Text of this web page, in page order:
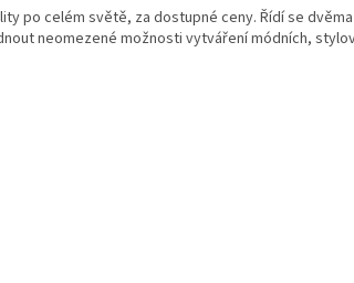
po celém světě, za dostupné ceny. Řídí se
neomezené možnosti vytváření módních,